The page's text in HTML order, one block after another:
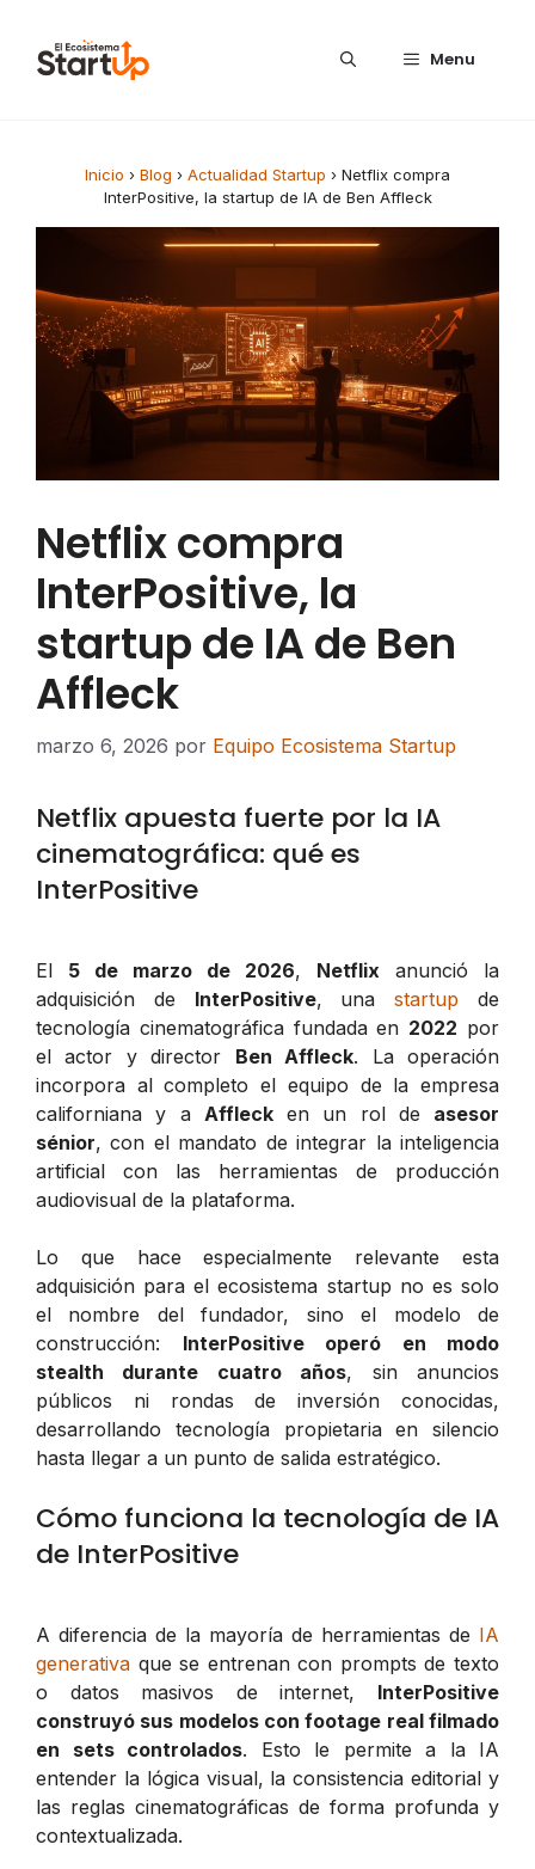
Menu
Inicio › Blog › Actualidad Startup › Netflix compra
InterPositive, la startup de IA de Ben Affleck
Netflix compra
InterPositive, la
startup de IA de Ben
Affleck
marzo 6, 2026 por Equipo Ecosistema Startup
Netflix apuesta fuerte por la IA
cinematográfica: qué es
InterPositive
El 5 de marzo de 2026, Netflix anunció la
adquisición de InterPositive, unastartup de
tecnología cinematográfica fundada en 2022 por
el actor y director Ben Affleck. La operación
incorpora al completo el equipo de la empresa
californiana y a Afflecken un rol de asesor
sénior, con el mandato de integrar la inteligencia
artificial con las herramientas de producción
audiovisual de la plataforma.
Lo que hace especialmente relevante esta
adquisición para el ecosistema startup no es solo
el nombre del fundador, sino el modelo de
construcción: InterPositive operó en modo
stealth durante cuatro años, sin anuncios
públicos ni rondas de inversión conocidas,
desarrollando tecnología propietaria en silencio
hasta llegar a un punto de salida estratégico.
Cómo funciona la tecnología de IA
de InterPositive
A diferencia de la mayoría de herramientas de IA
generativa que se entrenan con prompts de texto
o datos masivos de internet, InterPositive
construyó sus modelos confootage real filmado
en sets controlados. Esto le permite a la IA
entender la lógica visual, la consistencia editorial y
las reglas cinematográficas de forma profunda y
contextualizada.